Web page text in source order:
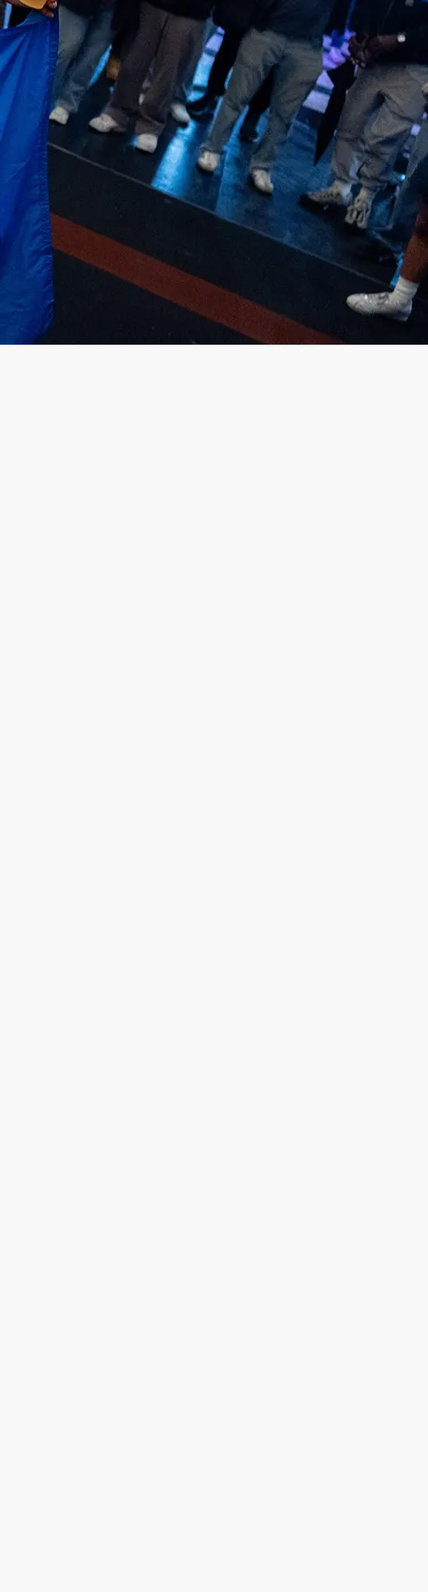
una nueva estatua
por Redacción
Eclipse total de Sol
oscurecerá Europa.
por Redacción
SIGUE EN VIVO DEVELACIÓN
DEL BILLETE
CONMEMORATIVO DEL
CENTENARIO DE LOS SCOUTS
EN MÉXICO
por Redacción
El complejo hospitalario 50’s
Doctors llega a Tampico
por Redacción